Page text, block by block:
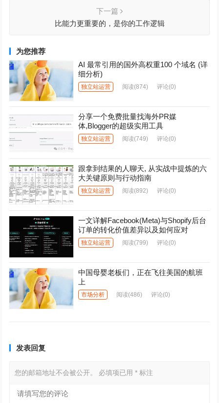
下一篇
比能力更重要的，是你的工作逻辑
为您推荐
AI 最常引用的国外高权重100 个域名 (详
细分析)
独立站运营 阅读(874) 评论(0)
分享一个免费批量找海外PR媒
体,Blogger的超级实用工具
独立站运营 阅读(749) 评论(0)
跟拿到结果的人聊天, 从实战中提炼的六
大关键原则与行动指南
独立站运营 阅读(892) 评论(0)
一文详解Facebook(Meta)与Shopify后台
订单的转化价值差异以及如何应对
独立站运营 阅读(799) 评论(0)
中国母婴老板们，正在飞往美国的航班
上
市场分析 阅读(486) 评论(0)
发表回复
您的邮箱地址不会被公开。 必填项已用* 标注